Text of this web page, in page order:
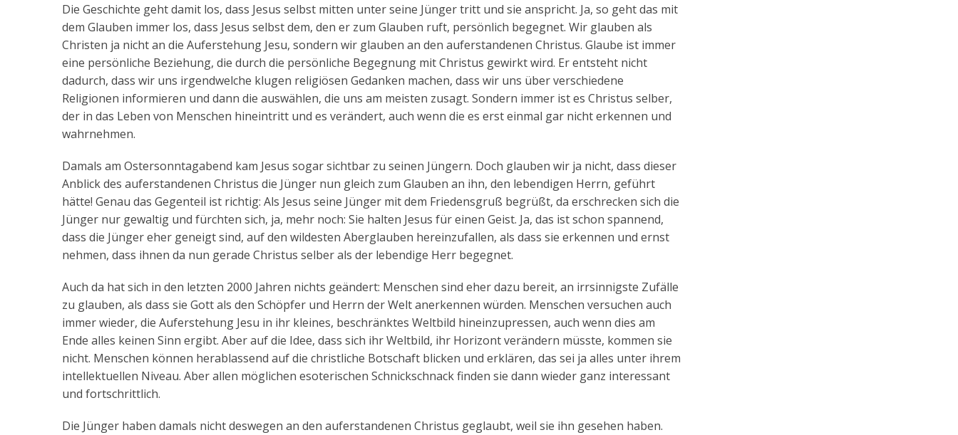
Die Geschichte geht damit los, dass Jesus selbst mitten unter seine Jünger tritt und sie anspricht. Ja, so geht das mit
dem Glauben immer los, dass Jesus selbst dem, den er zum Glauben ruft, persönlich begegnet. Wir glauben als
Christen ja nicht an die Auferstehung Jesu, sondern wir glauben an den auferstandenen Christus. Glaube ist immer
eine persönliche Beziehung, die durch die persönliche Begegnung mit Christus gewirkt wird. Er entsteht nicht
dadurch, dass wir uns irgendwelche klugen religiösen Gedanken machen, dass wir uns über verschiedene
Religionen informieren und dann die auswählen, die uns am meisten zusagt. Sondern immer ist es Christus selber,
der in das Leben von Menschen hineintritt und es verändert, auch wenn die es erst einmal gar nicht erkennen und
wahrnehmen.
Damals am Ostersonntagabend kam Jesus sogar sichtbar zu seinen Jüngern. Doch glauben wir ja nicht, dass dieser
Anblick des auferstandenen Christus die Jünger nun gleich zum Glauben an ihn, den lebendigen Herrn, geführt
hätte! Genau das Gegenteil ist richtig: Als Jesus seine Jünger mit dem Friedensgruß begrüßt, da erschrecken sich die
Jünger nur gewaltig und fürchten sich, ja, mehr noch: Sie halten Jesus für einen Geist. Ja, das ist schon spannend,
dass die Jünger eher geneigt sind, auf den wildesten Aberglauben hereinzufallen, als dass sie erkennen und ernst
nehmen, dass ihnen da nun gerade Christus selber als der lebendige Herr begegnet.
Auch da hat sich in den letzten 2000 Jahren nichts geändert: Menschen sind eher dazu bereit, an irrsinnigste Zufälle
zu glauben, als dass sie Gott als den Schöpfer und Herrn der Welt anerkennen würden. Menschen versuchen auch
immer wieder, die Auferstehung Jesu in ihr kleines, beschränktes Weltbild hineinzupressen, auch wenn dies am
Ende alles keinen Sinn ergibt. Aber auf die Idee, dass sich ihr Weltbild, ihr Horizont verändern müsste, kommen sie
nicht. Menschen können herablassend auf die christliche Botschaft blicken und erklären, das sei ja alles unter ihrem
intellektuellen Niveau. Aber allen möglichen esoterischen Schnickschnack finden sie dann wieder ganz interessant
und fortschrittlich.
Die Jünger haben damals nicht deswegen an den auferstandenen Christus geglaubt, weil sie ihn gesehen haben.